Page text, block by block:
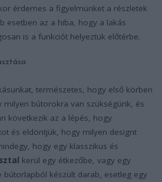
érdemes a figyelmünket a részletek
esetben az a hiba, hogy a lakás
is a funkciót helyeztük előtérbe.
természetes, hogy első körben
bútorokra van szükségünk, és
következik az a lépés, hogy
és eldöntjük, hogy milyen designt
hogy egy klasszikus és
kerül egy étkezőbe, vagy egy
készült darab, esetleg egy